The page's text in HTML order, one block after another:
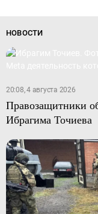
НОВОСТИ
20:08, 4 августа 2026
Правозащитники
Ибрагима Точиева